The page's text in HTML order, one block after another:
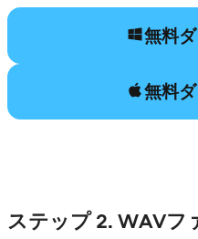
無料
無料
ステップ 2. WAVフ